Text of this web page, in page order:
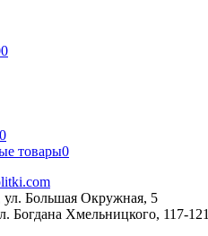
0
товары0
ул. Большая Окружная, 5
Богдана Хмельницкого, 117-121